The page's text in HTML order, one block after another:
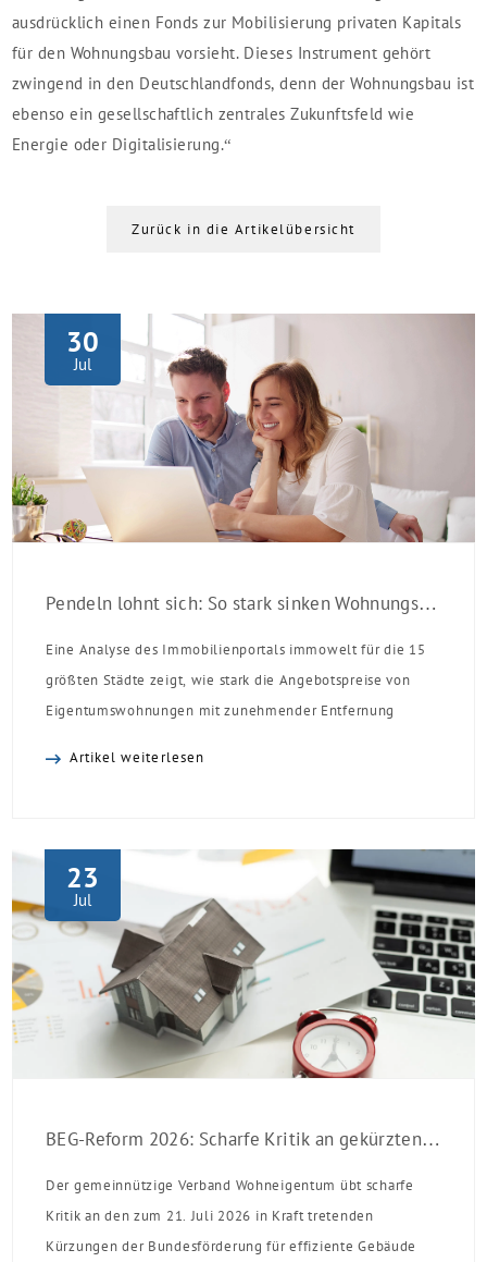
ausdrücklich einen Fonds zur Mobilisierung privaten Kapitals
für den Wohnungsbau vorsieht. Dieses Instrument gehört
zwingend in den Deutschlandfonds, denn der Wohnungsbau ist
ebenso ein gesellschaftlich zentrales Zukunftsfeld wie
Energie oder Digitalisierung.“
Zurück in die Artikelübersicht
30
Jul
Pendeln lohnt sich: So stark sinken Wohnungspreise im Umland
Eine Analyse des Immobilienportals immowelt für die 15
größten Städte zeigt, wie stark die Angebotspreise von
Eigentumswohnungen mit zunehmender Entfernung
Artikel weiterlesen
23
Jul
BEG-Reform 2026: Scharfe Kritik an gekürzten Sanierungsförderungen
Der gemeinnützige Verband Wohneigentum übt scharfe
Kritik an den zum 21. Juli 2026 in Kraft tretenden
Kürzungen der Bundesförderung für effiziente Gebäude